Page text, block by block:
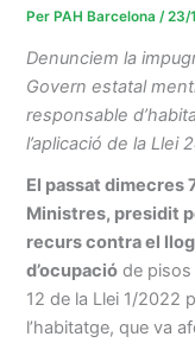
Per PAH Barcelona/23/
Denunciem la
Govern estatal
responsable
l’aplicació de la Llei
El passat dimecres
Ministres, presidit
recurs contra el
d’ocupació de pisos
12 de la Llei 1/2022
l’habitatge, que va